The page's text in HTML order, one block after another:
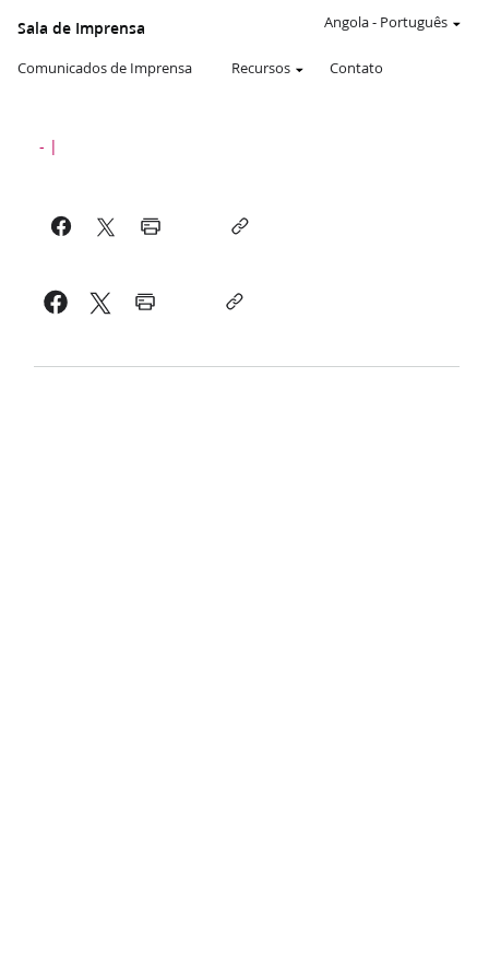
Sala de Imprensa
Comunicados de Imprensa Recursos Contato
Angola- Português
-